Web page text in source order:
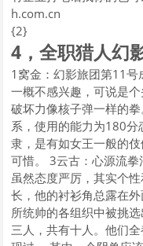
h.com.cn
{2}
4，全职猎人幻
1窝金：幻影旅团第11
一概不感兴趣，可说是
破坏力像核子弹一样的
系，使用的能力为180分
隶，是有如女王一般的
可惜。 3云古：心源流
虽然态度严厉，其实个
长，他的衬衫角总露在
所统帅的各组织中被挑
三人，共有十人。他们